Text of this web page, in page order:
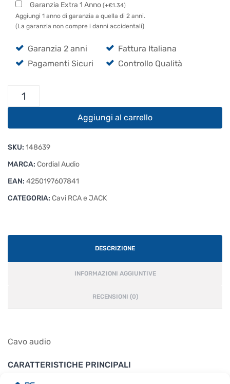
Garanzia Extra 1 Anno (+€1.34)
Aggiungi 1 anno di garanzia a quella di 2 anni.
(La garanzia non compre i danni accidentali)
Garanzia 2 anni
Fattura Italiana
Pagamenti Sicuri
Controllo Qualità
Cordial
MP
Aggiungi al carrello
SKU: 148639
MARCA: Cordial Audio
EAN: 4250197607841
CATEGORIA: Cavi RCA e JACK
DESCRIZIONE
INFORMAZIONI AGGIUNTIVE
RECENSIONI (0)
Cavo audio
CARATTERISTICHE PRINCIPALI